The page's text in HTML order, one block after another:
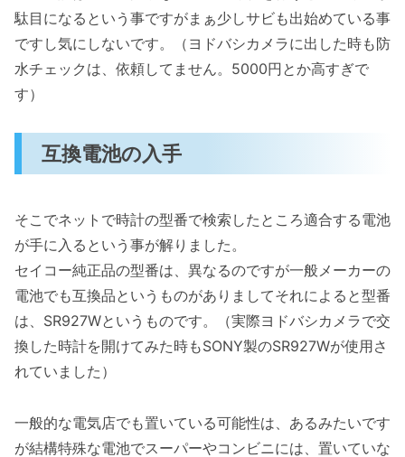
駄目になるという事ですがまぁ少しサビも出始めている事
ですし気にしないです。（ヨドバシカメラに出した時も防
水チェックは、依頼してません。5000円とか高すぎで
す）
互換電池の入手
そこでネットで時計の型番で検索したところ適合する電池
が手に入るという事が解りました。
セイコー純正品の型番は、異なるのですが一般メーカーの
電池でも互換品というものがありましてそれによると型番
は、SR927Wというものです。（実際ヨドバシカメラで交
換した時計を開けてみた時もSONY製のSR927Wが使用さ
れていました）
一般的な電気店でも置いている可能性は、あるみたいです
が結構特殊な電池でスーパーやコンビニには、置いていな